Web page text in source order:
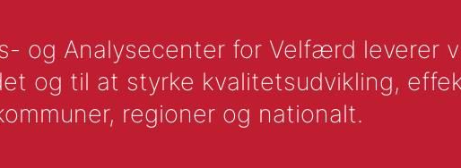
og Analysecenter for Velfærd leverer
og til at styrke kvalitetsudvikling,
regioner og nationalt.